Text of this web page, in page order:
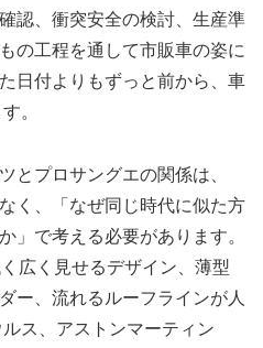
認、衝突安全の検討、生産準
の工程を通して市販車の姿に
日付よりもずっと前から、車
。
とプロサングエの関係は、
く、「なぜ同じ時代に似た方
」で考える必要があります。
広く見せるデザイン、薄型
ー、流れるルーフラインが人
ス、アストンマーティン